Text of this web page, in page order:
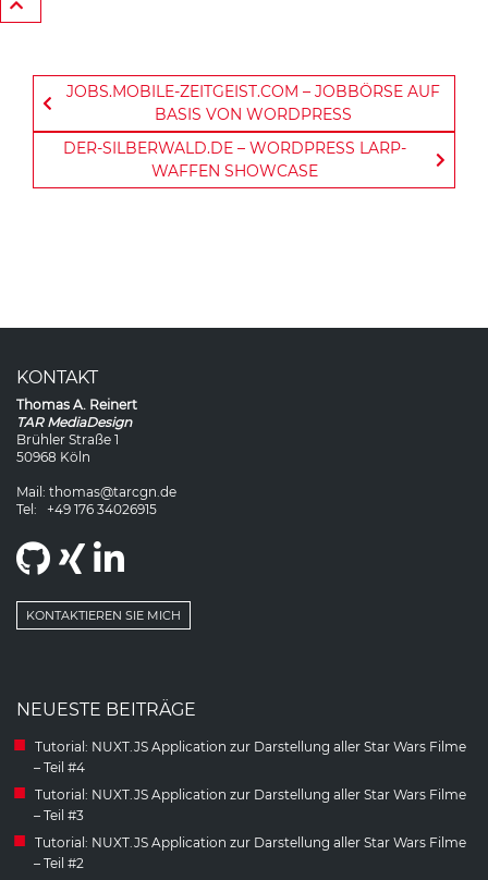
BEITRAGS-NAVIGATION
JOBS.MOBILE-ZEITGEIST.COM – JOBBÖRSE AUF
BASIS VON WORDPRESS
DER-SILBERWALD.DE – WORDPRESS LARP-
WAFFEN SHOWCASE
FUSSBEREICH
KONTAKT
Thomas A. Reinert
TAR MediaDesign
Brühler Straße 1
50968 Köln
Mail: thomas@tarcgn.de
Tel: +49 176 34026915
Github
XingLinkedIn
KONTAKTIEREN SIE MICH
NEUESTE BEITRÄGE
Tutorial: NUXT.JS Application zur Darstellung aller Star Wars Filme
– Teil #4
Tutorial: NUXT.JS Application zur Darstellung aller Star Wars Filme
– Teil #3
Tutorial: NUXT.JS Application zur Darstellung aller Star Wars Filme
– Teil #2